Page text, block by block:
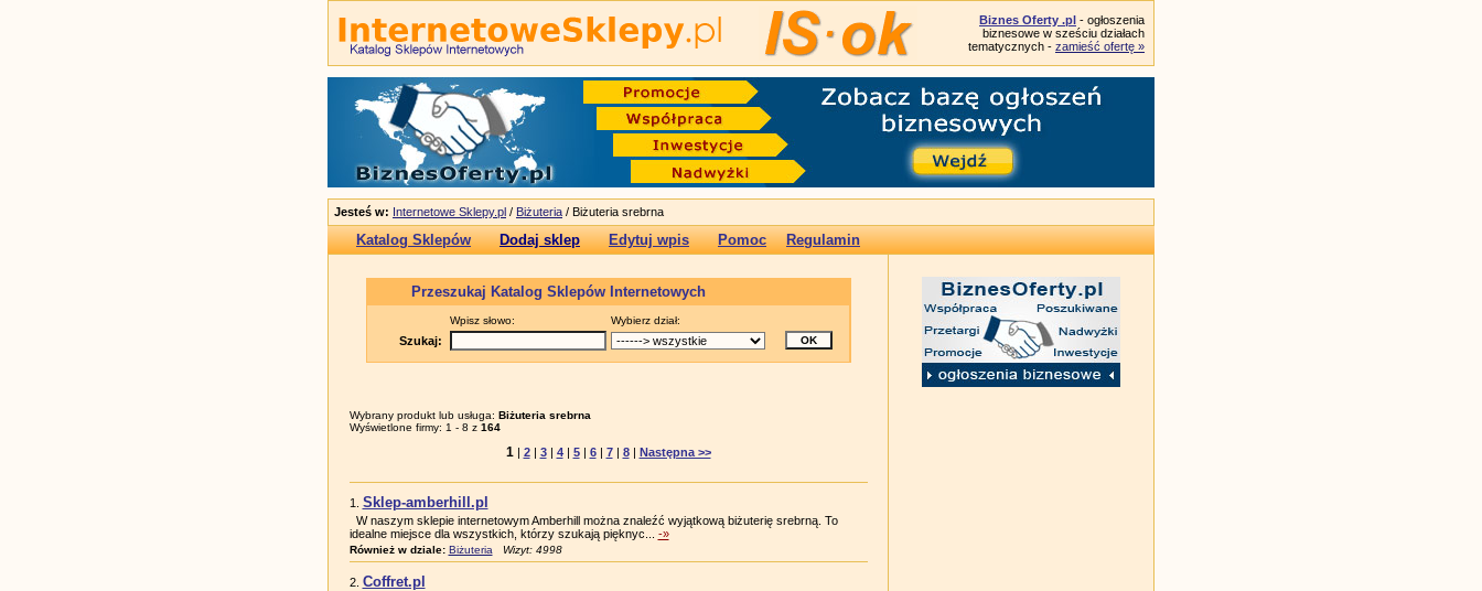
Biznes Oferty .pl - ogłoszenia
biznesowe w sześciu działach
tematycznych - zamieść ofertę »
Jesteś w: Internetowe Sklepy.pl / Biżuteria / Biżuteria srebrna
Katalog Sklepów Dodaj sklep Edytuj wpis Pomoc Regulamin
Przeszukaj Katalog Sklepów Internetowych
Wpisz słowo: Wybierz dział:
Szukaj:
Wybrany produkt lub usługa: Biżuteria srebrna
Wyświetlone firmy: 1 - 8 z 164
1 | 2| 3| 4| 5| 6| 7| 8| Następna >>
1. Sklep-amberhill.pl
W naszym sklepie internetowym Amberhill można znaleźć wyjątkową biżuterię srebrną. To
idealne miejsce dla wszystkich, którzy szukają pięknyc... -»
Również w dziale: Biżuteria Wizyt: 4998
2. Coffret.pl